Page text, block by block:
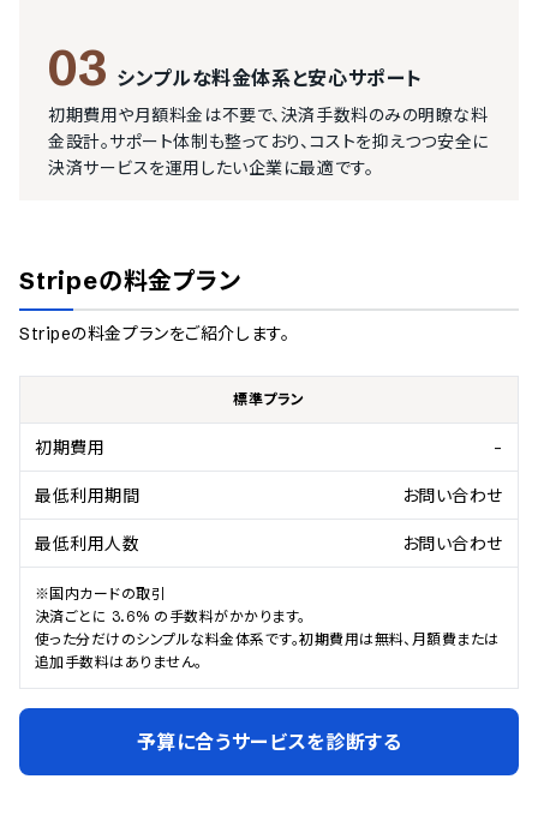
03 シンプルな料金体系と安心サポート
初期費用や月額料金は不要で、決済手数料のみの明瞭な料
金設計。サポート体制も整っており、コストを抑えつつ安全に
決済サービスを運用したい企業に最適です。
Stripeの料金プラン
Stripeの料金プランをご紹介します。
標準プラン
初期費用 -
最低利用期間 お問い合わせ
最低利用人数 お問い合わせ
※国内カードの取引
決済ごとに 3.6% の手数料がかかります。
使った分だけのシンプルな料金体系です。初期費用は無料、月額費または
追加手数料はありません。
予算に合うサービスを診断する